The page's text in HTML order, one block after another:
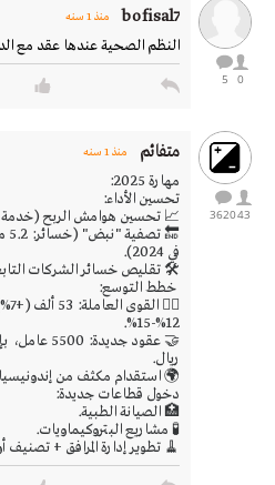
0
5
bofisal7 منذ 1 سنه
النظم الصحية عندها عقد مع الداخلية
43
3620
متفائم منذ 1 سنه
مهارة 2025:
تحسين الأداء:
📈 تحسين هوامش الربح (خدمة
في 2024).
🛠️ تقليص خسائر الشركات
خطط التوسع:
12%-15%.
ريال.
🌍 استقدام مكثف من إندونيسيا
دخول قطاعات جديدة:
🏥 الصيانة الطبية.
🧪 مشاريع البتروكيماويات.
🧹 تطوير إدارة المرافق + تصنيف